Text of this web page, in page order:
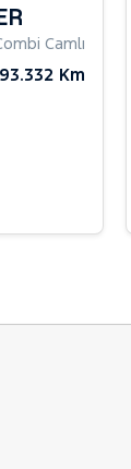
Camlı
93.332 Km